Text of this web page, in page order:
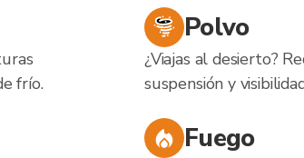
frío.
Polvo
¿Viajas al desierto?
suspensión y
Fuego